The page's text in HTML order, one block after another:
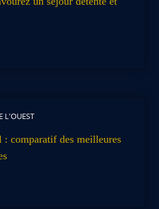
L'OUEST
: comparatif des meilleures